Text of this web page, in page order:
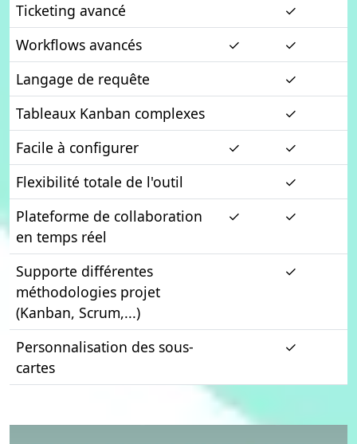
Ticketing avancé
✓
Workflows avancés
✓
✓
Langage de requête
✓
Tableaux Kanban complexes
✓
Facile à configurer
✓
✓
Flexibilité totale de l'outil
✓
Plateforme de collaboration
en temps réel
✓ ✓
Supporte différentes
méthodologies projet
(Kanban, Scrum,...)
✓
Personnalisation des sous-
cartes
✓